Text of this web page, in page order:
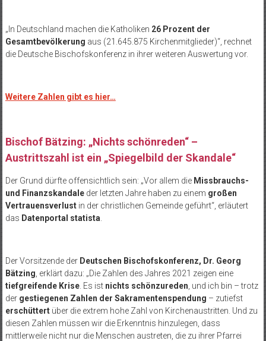
„In Deutschland machen die Katholiken 26 Prozent der
Gesamtbevölkerung aus (21.645.875 Kirchenmitglieder)“, rechnet
die Deutsche Bischofskonferenz in ihrer weiteren Auswertung vor.
Weitere Zahlen gibt es hier…
Bischof Bätzing: „Nichts schönreden“ –
Austrittszahl ist ein „Spiegelbild der Skandale“
Der Grund dürfte offensichtlich sein: „Vor allem die Missbrauchs-
und Finanzskandaleder letzten Jahre haben zu einem großen
Vertrauensverlustin der christlichen Gemeinde geführt“, erläutert
das Datenportal statista
Der Vorsitzende der Deutschen Bischofskonferenz, Dr. Georg
Bätzing , erklärt dazu: „Die Zahlen des Jahres 2021 zeigen eine
tiefgreifende Krise. Es ist nichts schönzureden , und ich bin – trotz
der gestiegenen Zahlen der Sakramentenspendung – zutiefst
erschüttertüber die extrem hohe Zahl von Kirchenaustritten. Und zu
diesen Zahlen müssen wir die Erkenntnis hinzulegen, dass
mittlerweile nicht nur die Menschen austreten, die zu ihrer Pfarrei